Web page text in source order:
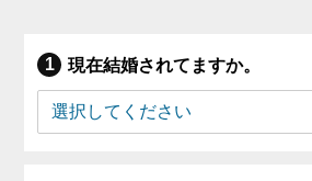
現在結婚されてますか。